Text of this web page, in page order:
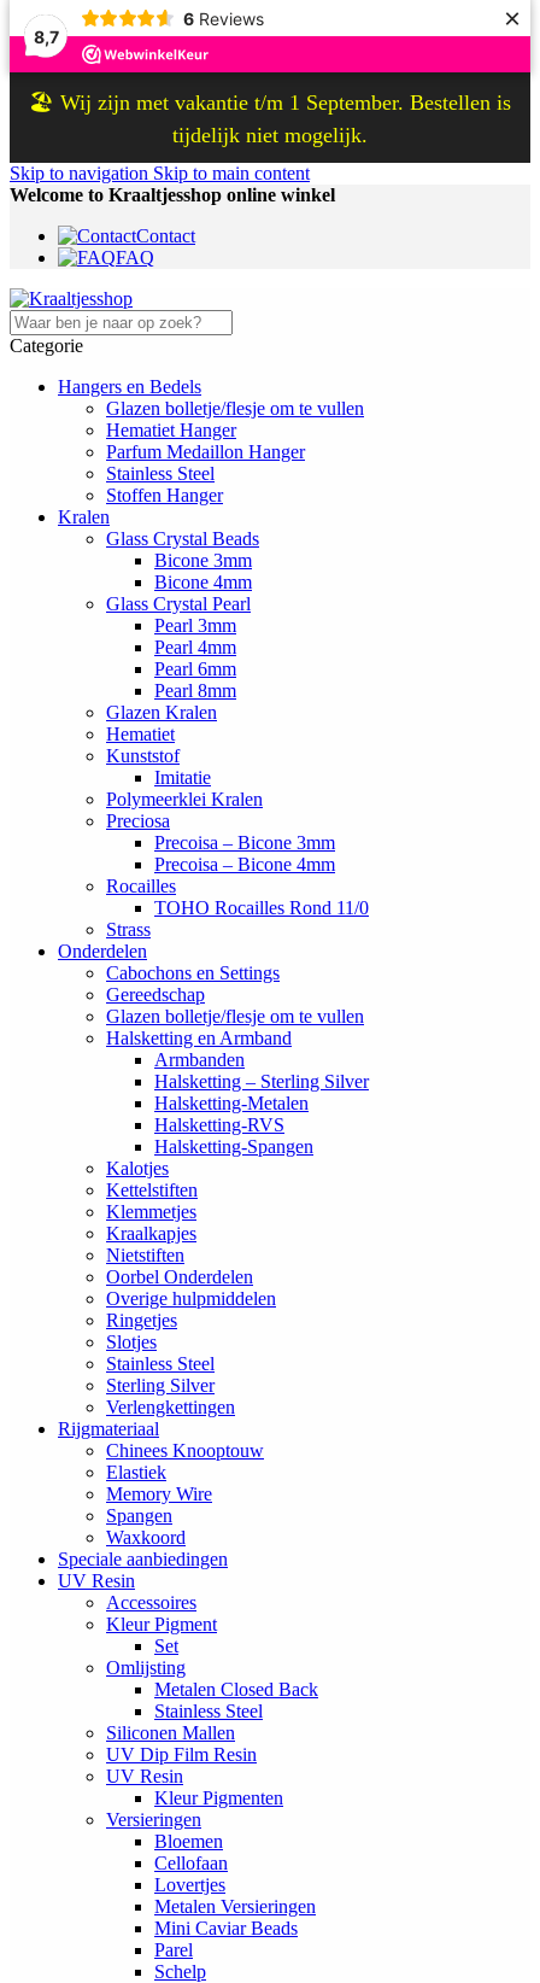
8,7
6 Reviews ×
🏖️ Wij zijn met vakantie t/m 1 September. Bestellen is
tijdelijk niet mogelijk.
Skip to navigation Skip to main content
Welcome to Kraaltjesshop online winkel
Contact
FAQ
Categorie
Hangers en Bedels
Glazen bolletje/flesje om te vullen
Hematiet Hanger
Parfum Medaillon Hanger
Stainless Steel
Stoffen Hanger
Kralen
Glass Crystal Beads
Bicone 3mm
Bicone 4mm
Glass Crystal Pearl
Pearl 3mm
Pearl 4mm
Pearl 6mm
Pearl 8mm
Glazen Kralen
Hematiet
Kunststof
Imitatie
Polymeerklei Kralen
Preciosa
Precoisa – Bicone 3mm
Precoisa – Bicone 4mm
Rocailles
TOHO Rocailles Rond 11/0
Strass
Onderdelen
Cabochons en Settings
Gereedschap
Glazen bolletje/flesje om te vullen
Halsketting en Armband
Armbanden
Halsketting – Sterling Silver
Halsketting-Metalen
Halsketting-RVS
Halsketting-Spangen
Kalotjes
Kettelstiften
Klemmetjes
Kraalkapjes
Nietstiften
Oorbel Onderdelen
Overige hulpmiddelen
Ringetjes
Slotjes
Stainless Steel
Sterling Silver
Verlengkettingen
Rijgmateriaal
Chinees Knooptouw
Elastiek
Memory Wire
Spangen
Waxkoord
Speciale aanbiedingen
UV Resin
Accessoires
Kleur Pigment
Set
Omlijsting
Metalen Closed Back
Stainless Steel
Siliconen Mallen
UV Dip Film Resin
UV Resin
Kleur Pigmenten
Versieringen
Bloemen
Cellofaan
Lovertjes
Metalen Versieringen
Mini Caviar Beads
Parel
Schelp